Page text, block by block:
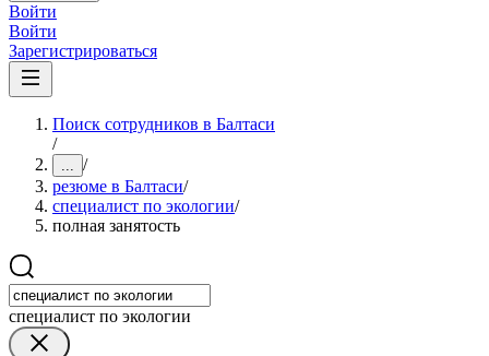
Войти
Войти
Зарегистрироваться
Поиск сотрудников в Балтаси
/
... /
резюме в Балтаси/
специалист по экологии/
полная занятость
специалист по экологии